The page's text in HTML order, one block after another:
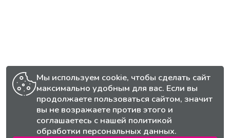
Мы используем cookie, чтобы сделать сайт
максимально удобным для вас. Если вы
продолжаете пользоваться сайтом, значит
вы не возражаете против этого и
соглашаетесь с нашей политикой
обработки персональных данных.